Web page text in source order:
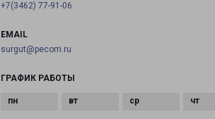
+7(3462) 77-91-06
EMAIL
surgut@pecom.ru
ГРАФИК РАБОТЫ